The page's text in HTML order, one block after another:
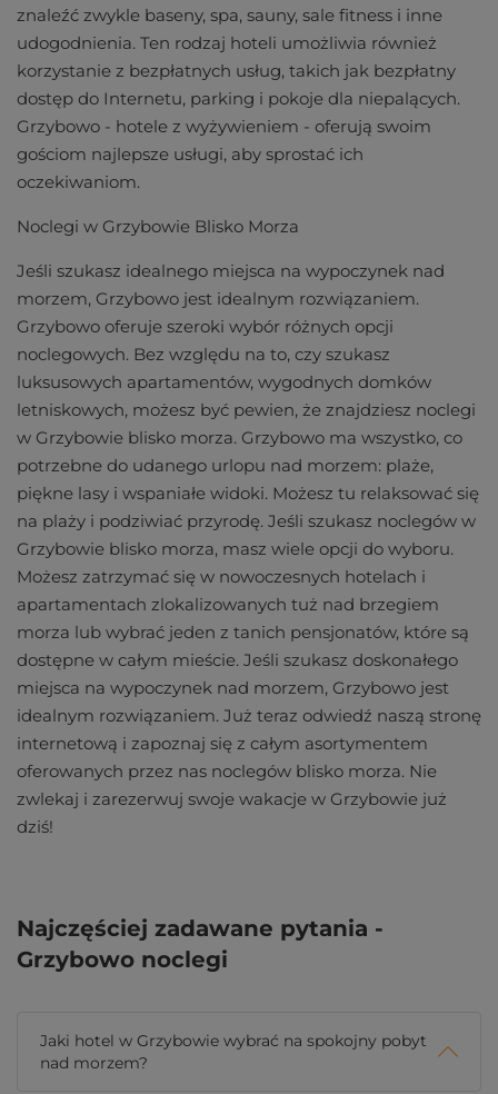
znaleźć zwykle baseny, spa, sauny, sale fitness i inne
udogodnienia. Ten rodzaj hoteli umożliwia również
korzystanie z bezpłatnych usług, takich jak bezpłatny
dostęp do Internetu, parking i pokoje dla niepalących.
Grzybowo - hotele z wyżywieniem - oferują swoim
gościom najlepsze usługi, aby sprostać ich
oczekiwaniom.
Noclegi w Grzybowie Blisko Morza
Jeśli szukasz idealnego miejsca na wypoczynek nad
morzem, Grzybowo jest idealnym rozwiązaniem.
Grzybowo oferuje szeroki wybór różnych opcji
noclegowych. Bez względu na to, czy szukasz
luksusowych apartamentów, wygodnych domków
letniskowych, możesz być pewien, że znajdziesz noclegi
w Grzybowie blisko morza. Grzybowo ma wszystko, co
potrzebne do udanego urlopu nad morzem: plaże,
piękne lasy i wspaniałe widoki. Możesz tu relaksować się
na plaży i podziwiać przyrodę. Jeśli szukasz noclegów w
Grzybowie blisko morza, masz wiele opcji do wyboru.
Możesz zatrzymać się w nowoczesnych hotelach i
apartamentach zlokalizowanych tuż nad brzegiem
morza lub wybrać jeden z tanich pensjonatów, które są
dostępne w całym mieście. Jeśli szukasz doskonałego
miejsca na wypoczynek nad morzem, Grzybowo jest
idealnym rozwiązaniem. Już teraz odwiedź naszą stronę
internetową i zapoznaj się z całym asortymentem
oferowanych przez nas noclegów blisko morza. Nie
zwlekaj i zarezerwuj swoje wakacje w Grzybowie już
dziś!
Najczęściej zadawane pytania -
Grzybowo noclegi
Jaki hotel w Grzybowie wybrać na spokojny pobyt
nad morzem?